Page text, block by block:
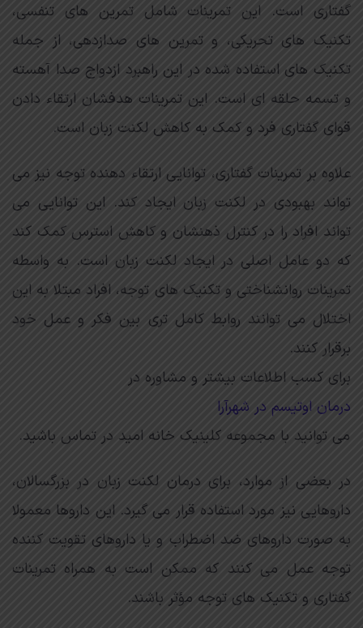
گفتاری است. این تمرینات شامل تمرین های تنفسی،
تکنیک های تحریکی، و تمرین های صدازدهی، از جمله
تکنیک های استفاده شده در این راهبرد ازدواج صدا آهسته
و تسمه حلقه ای است. این تمرینات هدفشان ارتقاء دادن
قوای گفتاری فرد و کمک به کاهش لکنت زبان است.
علاوه بر تمرینات گفتاری، توانایی ارتقاء دهنده توجه نیز می
تواند بهبودی در لکنت زبان ایجاد کند. این توانایی می
تواند افراد را در کنترل ذهنشان و کاهش استرس کمک کند
که دو عامل اصلی در ایجاد لکنت زبان است. به واسطه
تمرینات روانشناختی و تکنیک های توجه، افراد مبتلا به این
اختلال می توانند روابط کامل تری بین فکر و عمل خود
برقرار کنند.
برای کسب اطلاعات بیشتر و مشاوره در
درمان اوتیسم در شهرآرا
می توانید با مجموعه کلینیک خانه امید در تماس باشید.
در بعضی از موارد، برای درمان لکنت زبان در بزرگسالان،
داروهایی نیز مورد استفاده قرار می گیرد. این داروها معمولا
به صورت داروهای ضد اضطراب و یا داروهای تقویت کننده
توجه عمل می کنند که ممکن است به همراه تمرینات
گفتاری و تکنیک های توجه مؤثر باشند.